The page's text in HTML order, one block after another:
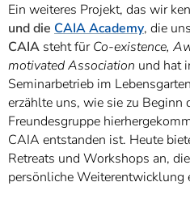
Ein weiteres Projekt, das wir
und die CAIA Academy, die
CAIA steht fürCo-existence,
motivated Association und hat
Seminarbetrieb im
erzählte uns, wie sie zu Beginn
Freundesgruppe
CAIA entstanden ist. Heute
Retreats und Workshops an,
persönliche Weiterentwicklung